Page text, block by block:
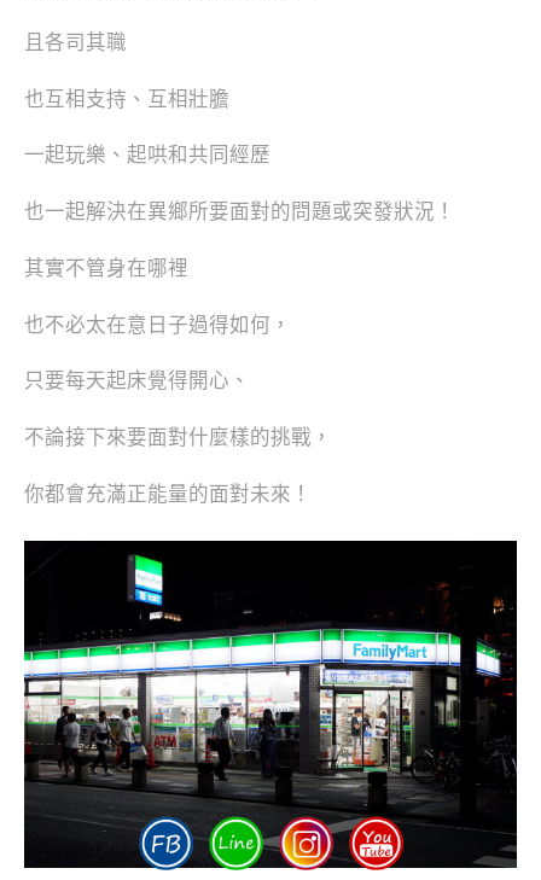
且各司其職
也互相支持、互相壯膽
一起玩樂、起哄和共同經歷
也一起解決在異鄉所要面對的問題或突發狀況！
其實不管身在哪裡
也不必太在意日子過得如何，
只要每天起床覺得開心、
不論接下來要面對什麼樣的挑戰，
你都會充滿正能量的面對未來！